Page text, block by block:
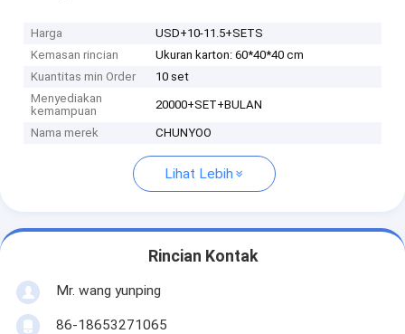
Harga
USD+10-11.5+SETS
Kemasan rincian
Ukuran karton: 60*40*40 cm
Kuantitas min Order
10 set
Menyediakan
kemampuan
20000+SET+BULAN
Nama merek CHUNYOO
Lihat Lebih
Rincian Kontak
Mr. wang yunping
86-18653271065